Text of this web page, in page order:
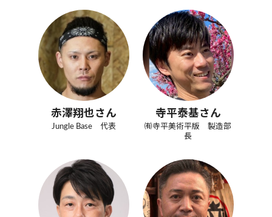
赤澤翔也さん
Jungle Base 代表
寺平泰基さん
㈲寺平美術平版 製造部
長